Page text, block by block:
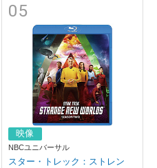
05
映像
NBCユニバーサル
スター・トレック：ストレン